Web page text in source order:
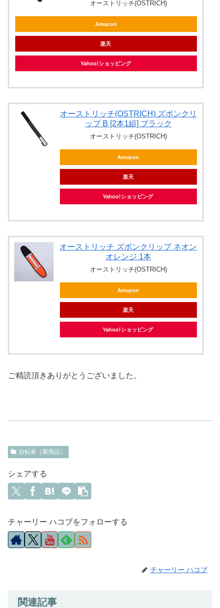
オーストリッチ(OSTRICH)
Amazon
楽天
Yahoo!ショッピング
オーストリッチ(OSTRICH) ズボンクリ
ップ B [2本1組] ブラック
オーストリッチ(OSTRICH)
Amazon
楽天
Yahoo!ショッピング
オーストリッチ ズボンクリップ ネオン
オレンジ 1本
オーストリッチ(OSTRICH)
Amazon
楽天
Yahoo!ショッピング
ご精読頂きありがとうございました。
自転車（着用品）
シェアする
チャーリー ハコブをフォローする
チャーリー ハコブ
関連記事